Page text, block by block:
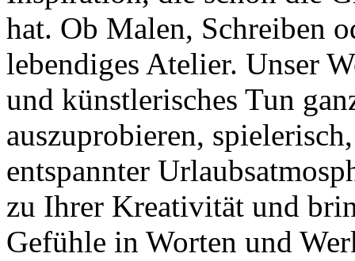
hat. Ob Malen, Schreiben
lebendiges Atelier. Unser
und künstlerisches Tun
auszuprobieren,
entspannter
zu Ihrer Kreativität und
Gefühle in Worten und